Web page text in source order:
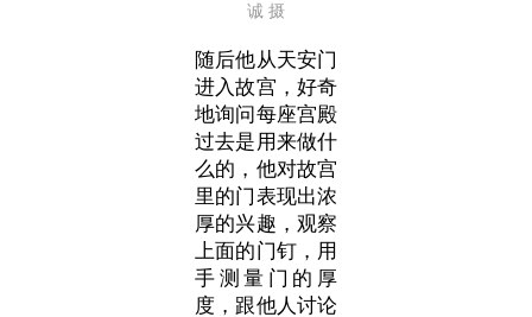
诚 摄
随后他从天安门
进入故宫，好奇
地询问每座宫殿
过去是用来做什
么的，他对故宫
里的门表现出浓
厚的兴趣，观察
上面的门钉，用
手测量门的厚
度，跟他人讨论